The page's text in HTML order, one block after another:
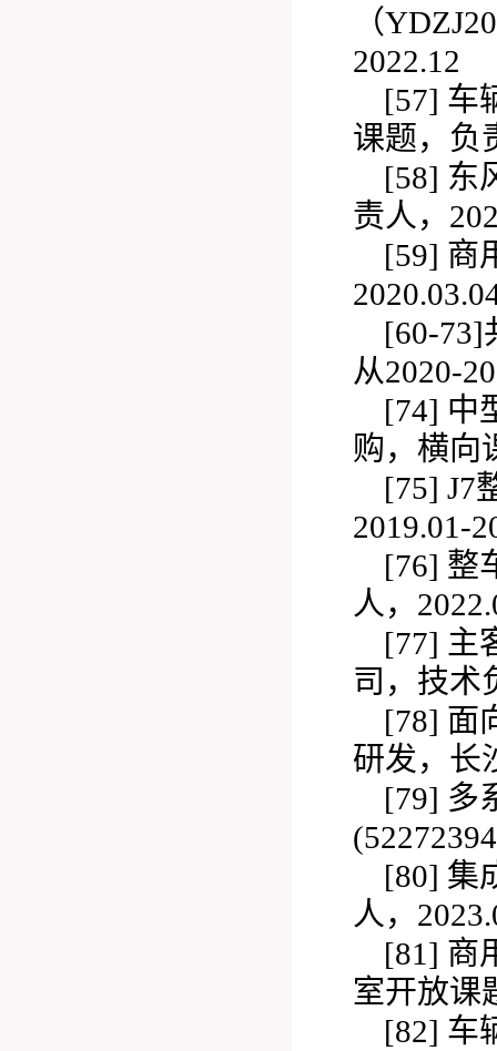
（
2022.12
[57] 车
课题，负
[58] 东
责人，
[59] 商
[60-73]
从2020-
[74] 中
购，横向
[75] J7
2019.01-
[76] 整
人，202
[77] 主
司，技术
[78] 面
研发，长
[79] 多
(
[80] 集
人，
[81] 商
室开放课
[82] 车